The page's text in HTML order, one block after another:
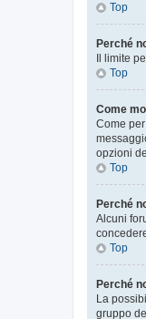
Top
Perché
Il limite
Top
Come
Come
opzioni
Top
Perché
Alcuni
Top
Perché
La
gruppo